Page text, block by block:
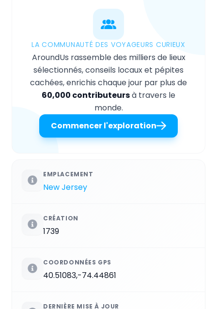
LA COMMUNAUTÉ DES VOYAGEURS CURIEUX
AroundUs rassemble des milliers de lieux
sélectionnés, conseils locaux et pépites
cachées, enrichis chaque jour par plus de
60,000 contributeursà travers le
monde.
Commencer l'exploration
EMPLACEMENT
New Jersey
CRÉATION
1739
COORDONNÉES GPS
40.51083,-74.44861
DERNIÈRE MISE À JOUR